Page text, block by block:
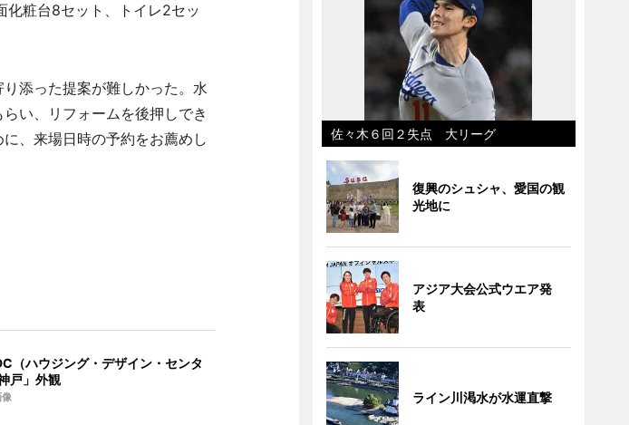
粧台8セット、トイレ2セッ
添った提案が難しかった。水
い、リフォームを後押しでき
、来場日時の予約をお薦めし
（ハウジング・デザイン・センタ
戸」外観
像
佐々木６回２失点 大リーグ
復興のシュシャ、愛国の観
光地に
アジア大会公式ウエア発
表
ライン川渇水が水運直撃